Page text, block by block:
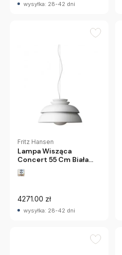
wysyłka: 28-42 dni
Fritz Hansen
Lampa Wisząca
Concert 55 Cm Biała
Fritz Hansen
4271.00 zł
wysyłka: 28-42 dni